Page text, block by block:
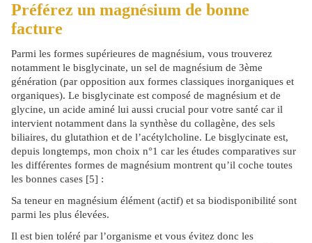
Préférez un magnésium de bonne
facture
Parmi les formes supérieures de magnésium, vous trouverez
notamment le bisglycinate, un sel de magnésium de 3ème
génération (par opposition aux formes classiques inorganiques et
organiques). Le bisglycinate est composé de magnésium et de
glycine, un acide aminé lui aussi crucial pour votre santé car il
intervient notamment dans la synthèse du collagène, des sels
biliaires, du glutathion et de l’acétylcholine. Le bisglycinate est,
depuis longtemps, mon choix n°1 car les études comparatives sur
les différentes formes de magnésium montrent qu’il coche toutes
les bonnes cases [5] :
Sa teneur en magnésium élément (actif) et sa biodisponibilité sont
parmi les plus élevées.
Il est bien toléré par l’organisme et vous évitez donc les